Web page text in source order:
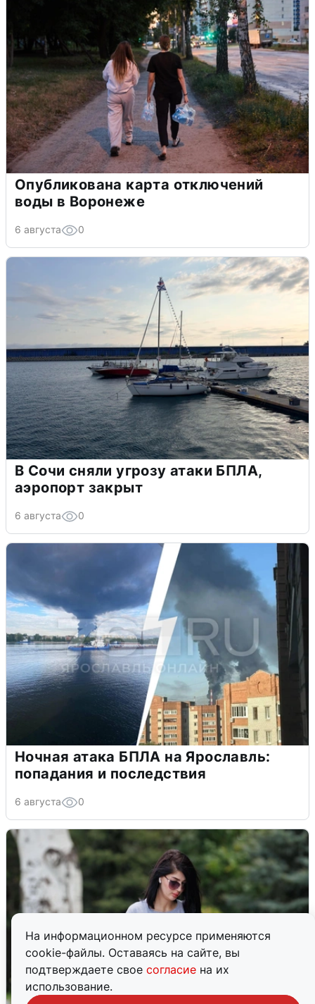
На информационном ресурсе применяются
cookie-файлы. Оставаясь на сайте, вы
подтверждаете свое согласие на их
использование.
Опубликована карта отключений
воды в Воронеже
6 августа 0
В Сочи сняли угрозу атаки БПЛА,
аэропорт закрыт
6 августа 0
Ночная атака БПЛА на Ярославль:
попадания и последствия
6 августа 0